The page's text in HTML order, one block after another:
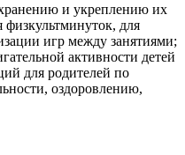
и укреплению их
для
игр между занятиями;
активности детей
для родителей по
оздоровлению,